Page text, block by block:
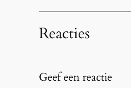
Reacties
Geef een reactie